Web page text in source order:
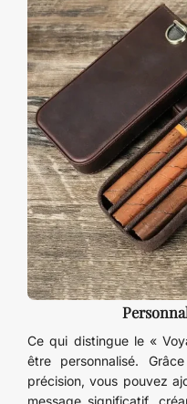
Ce qui distingue le «
être personnalisé.
précision, vous pouvez